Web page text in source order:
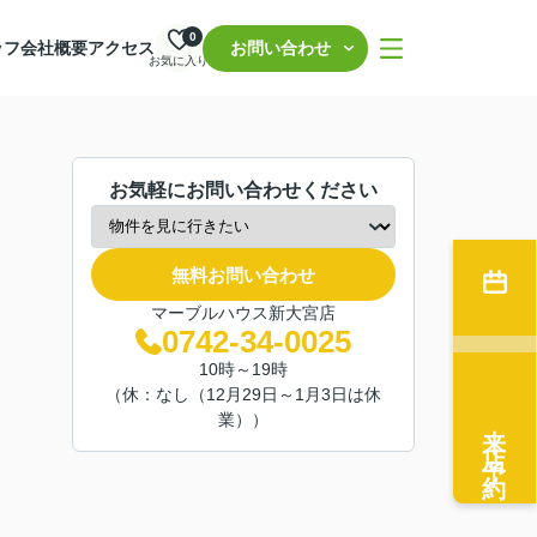
会社概要アクセス
お気に入り
0
お問い合わせ
お気軽にお問い合わせください
無料お問い合わせ
マーブルハウス新大宮店
0742-34-0025
10時～19時
（休：なし（12月29日～1月3日は休
業））
来店予約